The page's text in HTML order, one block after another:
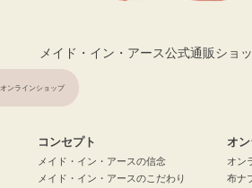
メイド・イン・アース公式通販ショ
オンラインショップ
コンセプト
メイド・イン・アースの信念
メイド・イン・アースのこだわり
オ
オン
布ナ